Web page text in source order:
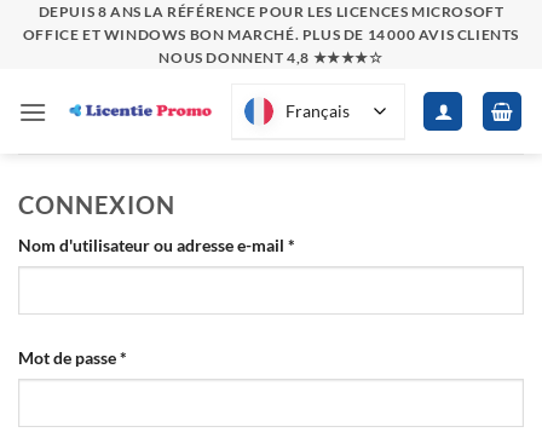
PasserDEPUIS 8 ANS LA RÉFÉRENCE POUR LES LICENCES MICROSOFT
OFFICE ET WINDOWS BON MARCHÉ. PLUS DE 14 000 AVIS CLIENTS
NOUS DONNENT 4,8 ★★★★☆
Français
CONNEXION
Nom d'utilisateur ou adresse e-mail *
Mot de passe*